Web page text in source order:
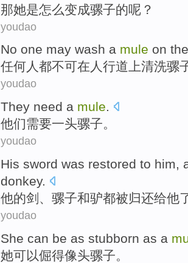
那她是怎么变成骡子的呢？
youdao
No one may wash a mule on the
任何人 都不可在 人行道上清洗骡
youdao
They need a mule.
他们需要一头骡子。
youdao
His sword was restored to him,
donkey.
他的剑 、 骡子和驴都被归还给他
youdao
She can be as stubborn as a
她可以倔得像头骡子。